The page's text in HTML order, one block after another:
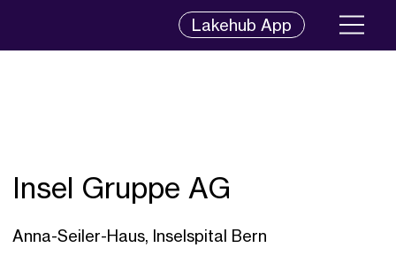
Lakehub App
Insel Gruppe AG
Anna-Seiler-Haus, Inselspital Bern